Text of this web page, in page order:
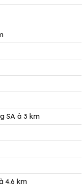
SA à 3 km
4.6 km